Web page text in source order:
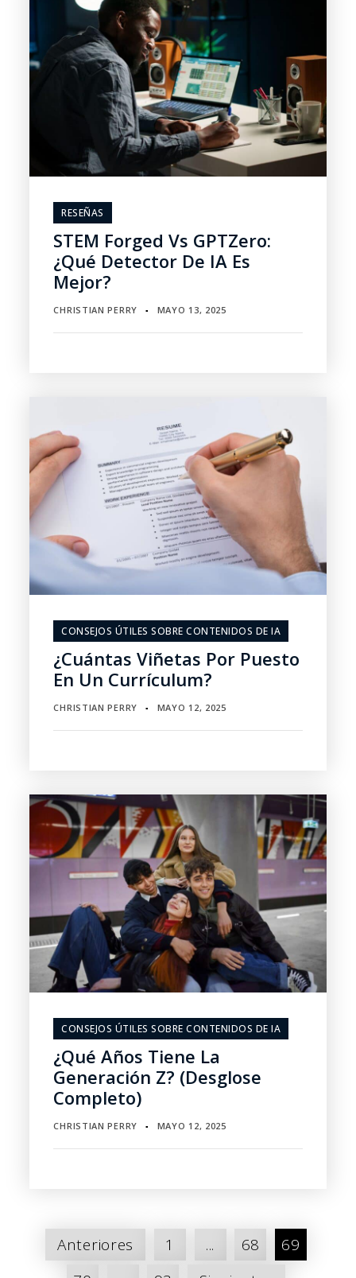
RESEÑAS
STEM Forged Vs GPTZero:
¿Qué Detector De IA Es
Mejor?
CHRISTIAN PERRY ▪ MAYO 13, 2025
CONSEJOS ÚTILES SOBRE CONTENIDOS DE IA
¿Cuántas Viñetas Por Puesto
En Un Currículum?
CHRISTIAN PERRY ▪ MAYO 12, 2025
CONSEJOS ÚTILES SOBRE CONTENIDOS DE IA
¿Qué Años Tiene La
Generación Z? (Desglose
Completo)
CHRISTIAN PERRY ▪ MAYO 12, 2025
Paginación
Anteriores 1 ... 68
69